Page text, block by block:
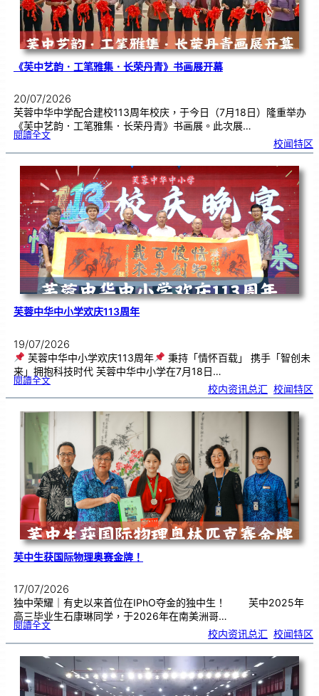
《芙中艺韵．工笔雅集．长荣丹青》书画展开幕
20/07/2026
芙蓉中华中学配合建校113周年校庆，于今日（7月18日）隆重举办
《芙中艺韵．工笔雅集．长荣丹青》书画展。此次展…
閱讀全文:《
艺
．
工
笔
雅
集
．
长
荣
丹
青
》
书
画
展
开
幕
校闻特区
芙蓉中华中小学欢庆113周年
19/07/2026
芙蓉中华中小学欢庆113周年
秉持「情怀百载」 携手「智创未
来」拥抱科技时代 芙蓉中华中小学在7月18日…
閱讀全文:芙
华
小
学
欢庆
周
年
校内资讯总汇 校闻特区
芙中生获国际物理奥赛金牌！
17/07/2026
独中荣耀｜有史以来首位在IPhO夺金的独中生！ 芙中2025年
高三毕业生石康琳同学，于2026年在南美洲哥…
閱讀全文:芙
获
际
物
理
赛
金
牌
！
校内资讯总汇 校闻特区